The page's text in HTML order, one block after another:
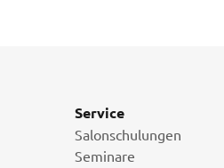
Service
Salonschulungen
Seminare